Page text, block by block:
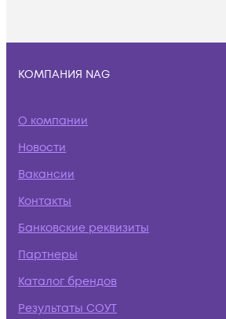
КОМПАНИЯ NAG
О компании
Новости
Вакансии
Контакты
Банковские реквизиты
Партнеры
Каталог брендов
Результаты СОУТ